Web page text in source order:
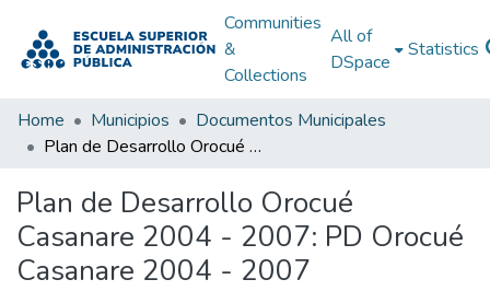
Communities
&
Collections
All of
DSpace
Statistics
Home Municipios
Documentos Municipales
Plan de Desarrollo Orocué Casanare 2004 - 2007: PD Orocué Casanare 2004 - 2007
Plan de Desarrollo Orocué
Casanare 2004 - 2007: PD Orocué
Casanare 2004 - 2007